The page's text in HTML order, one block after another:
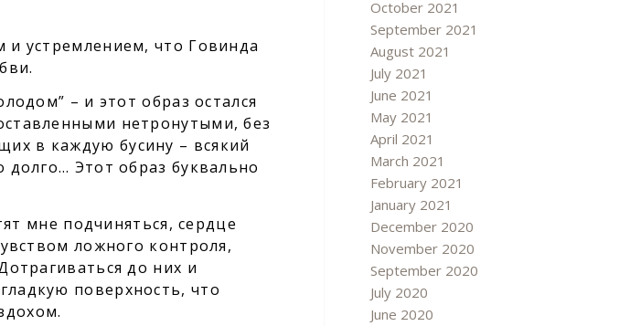
устремлением, что Говинда
– и этот образ остался
нетронутыми, без
в каждую бусину – всякий
Этот образ буквально
мне подчиняться, сердце
ложного контроля,
до них и
поверхность, что
October 2021
September 2021
August 2021
July 2021
June 2021
May 2021
April 2021
March 2021
February 2021
January 2021
December 2020
November 2020
September 2020
July 2020
June 2020